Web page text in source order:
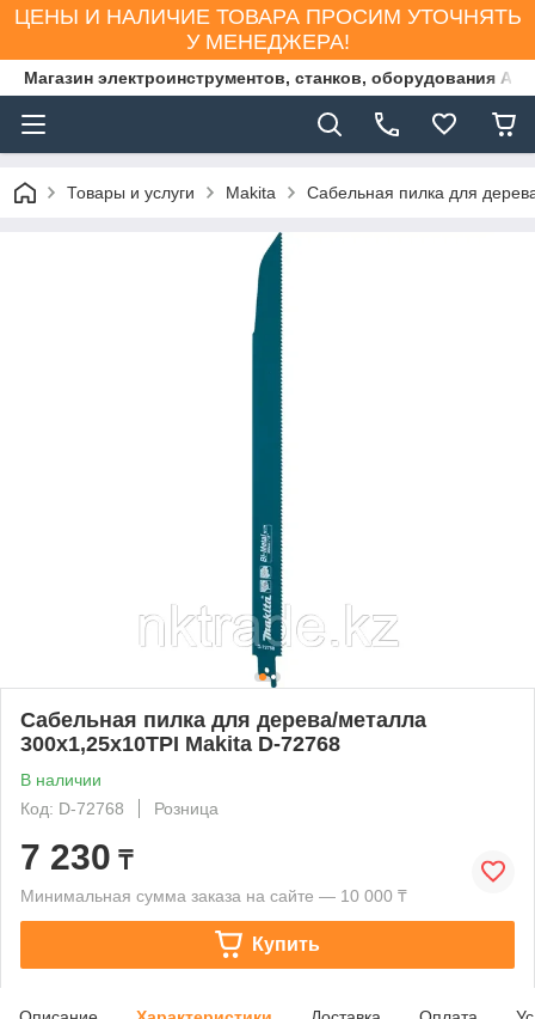
ЦЕНЫ И НАЛИЧИЕ ТОВАРА ПРОСИМ УТОЧНЯТЬ
У МЕНЕДЖЕРА!
Магазин электроинструментов, станков, оборудования
Товары и услуги Makita Сабельная пилка для
Сабельная пилка для дерева/металла
300x1,25x10TPI Makita D-72768
В наличии
Код: D-72768
Розница
7 230 ₸
Минимальная сумма заказа на сайте — 10 000 ₸
Купить